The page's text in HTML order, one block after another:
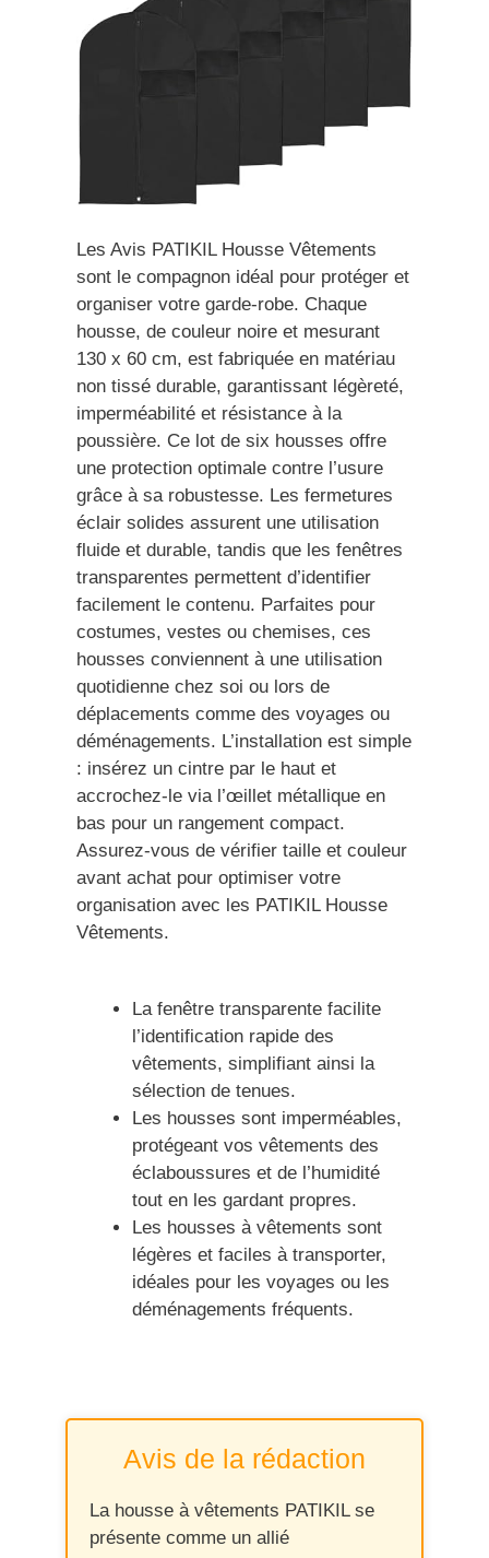
Les Avis PATIKIL Housse Vêtements
sont le compagnon idéal pour protéger et
organiser votre garde-robe. Chaque
housse, de couleur noire et mesurant
130 x 60 cm, est fabriquée en matériau
non tissé durable, garantissant légèreté,
imperméabilité et résistance à la
poussière. Ce lot de six housses offre
une protection optimale contre l’usure
grâce à sa robustesse. Les fermetures
éclair solides assurent une utilisation
fluide et durable, tandis que les fenêtres
transparentes permettent d’identifier
facilement le contenu. Parfaites pour
costumes, vestes ou chemises, ces
housses conviennent à une utilisation
quotidienne chez soi ou lors de
déplacements comme des voyages ou
déménagements. L’installation est simple
: insérez un cintre par le haut et
accrochez-le via l’œillet métallique en
bas pour un rangement compact.
Assurez-vous de vérifier taille et couleur
avant achat pour optimiser votre
organisation avec les PATIKIL Housse
Vêtements.
La fenêtre transparente facilite
l’identification rapide des
vêtements, simplifiant ainsi la
sélection de tenues.
Les housses sont imperméables,
protégeant vos vêtements des
éclaboussures et de l’humidité
tout en les gardant propres.
Les housses à vêtements sont
légères et faciles à transporter,
idéales pour les voyages ou les
déménagements fréquents.
Avis de la rédaction
La housse à vêtements PATIKIL se
présente comme un allié